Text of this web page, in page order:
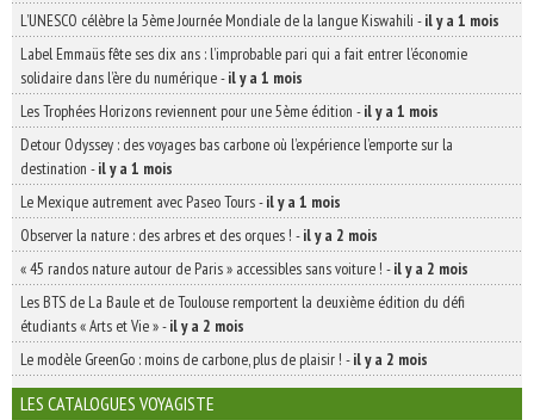
L’UNESCO célèbre la 5ème Journée Mondiale de la langue Kiswahili -il y a 1 mois
Label Emmaüs fête ses dix ans : l’improbable pari qui a fait entrer l’économie
solidaire dans l’ère du numérique-il y a 1 mois
Les Trophées Horizons reviennent pour une 5ème édition -il y a 1 mois
Detour Odyssey : des voyages bas carbone où l’expérience l’emporte sur la
destination -il y a 1 mois
Le Mexique autrement avec Paseo Tours-il y a 1 mois
Observer la nature : des arbres et des orques ! -il y a 2 mois
« 45 randos nature autour de Paris » accessibles sans voiture ! -il y a 2 mois
Les BTS de La Baule et de Toulouse remportent la deuxième édition du défi
étudiants « Arts et Vie »-il y a 2 mois
Le modèle GreenGo : moins de carbone, plus de plaisir ! -il y a 2 mois
LES CATALOGUES VOYAGISTE